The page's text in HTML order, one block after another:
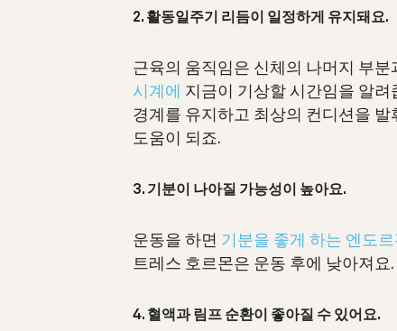
2. 활동일주기 리듬이 일정하게 유지돼요.
근육의 움직임은 신체의 나머지 부분
시계에
지금이 기상할 시간임을 알려
경계를 유지하고 최상의 컨디션을 발
도움이 되죠.
3. 기분이 나아질 가능성이 높아요.
운동을 하면 기분을 좋게 하는 엔도르
트레스 호르몬은 운동 후에 낮아져요.
4. 혈액과 림프 순환이 좋아질 수 있어요.